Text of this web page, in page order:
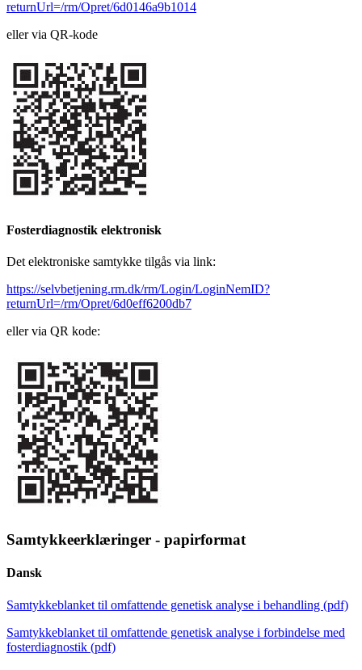
returnUrl=/rm/Opret/6d0146a9b1014
eller via QR-kode
Fosterdiagnostik elektronisk
Det elektroniske samtykke tilgås via link:
https://selvbetjening.rm.dk/rm/Login/LoginNemID?
returnUrl=/rm/Opret/6d0eff6200db7
eller via QR kode:
Samtykkeerklæringer - papirformat
Dansk
Samtykkeblanket til omfattende genetisk analyse i behandling (pdf)
Samtykkeblanket til omfattende genetisk analyse i forbindelse med
fosterdiagnostik (pdf)